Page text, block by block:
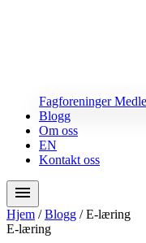
Fagforeninger
Blogg
Om oss
EN
Kontakt oss
menu
Hjem / Blogg / E-læring
E-læring